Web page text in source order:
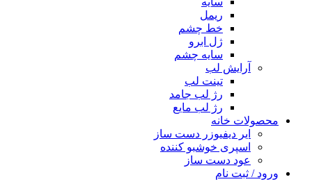
ریمل
خط چشم
ژل ابرو
سایه چشم
آرایش لب
تینت لب
رژ لب جامد
رژ لب مایع
محصولات خانه
ایر دیفیوزر دست ساز
اسپری خوشبو کننده
عود دست ساز
ورود / ثبت نام